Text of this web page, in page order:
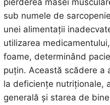
sub numele de
unei alimentații
utilizarea
foame, determinând
puțin. Această scădere a
la deficiențe nutriționale,
generală și starea de